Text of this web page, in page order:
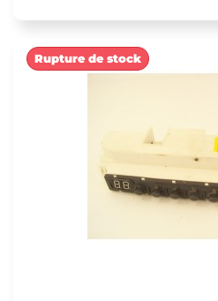
Rupture de stock